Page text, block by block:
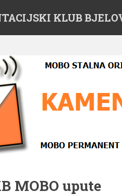
KLUB
MOBO upute